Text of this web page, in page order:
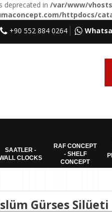
deprecated in /var/www/
httpdocs/
+90 552 884 0264
SAATLER -
CLOCKS
RAF CONCEPT
- SHELF
CONCEPT
Gürses